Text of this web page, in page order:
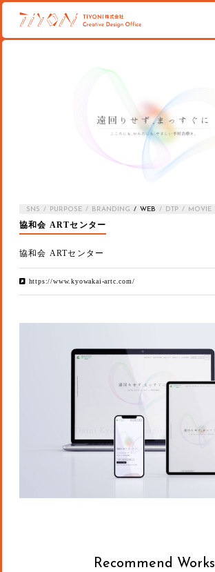
SNS PURPOSE BRANDING WEB DTP MOVIE
協和会 ARTセンター
協和会 ARTセンター
https://www.kyowakai-artc.com/
Recommend Works